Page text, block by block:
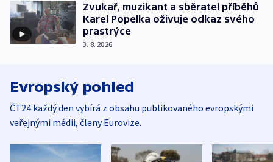
Zvukař, muzikant a sběratel příběhů
Karel Popelka oživuje odkaz svého
prastrýce
3. 8. 2026
Evropský pohled
ČT24 každý den vybírá z obsahu publikovaného evropskými
veřejnými médii, členy Eurovize.